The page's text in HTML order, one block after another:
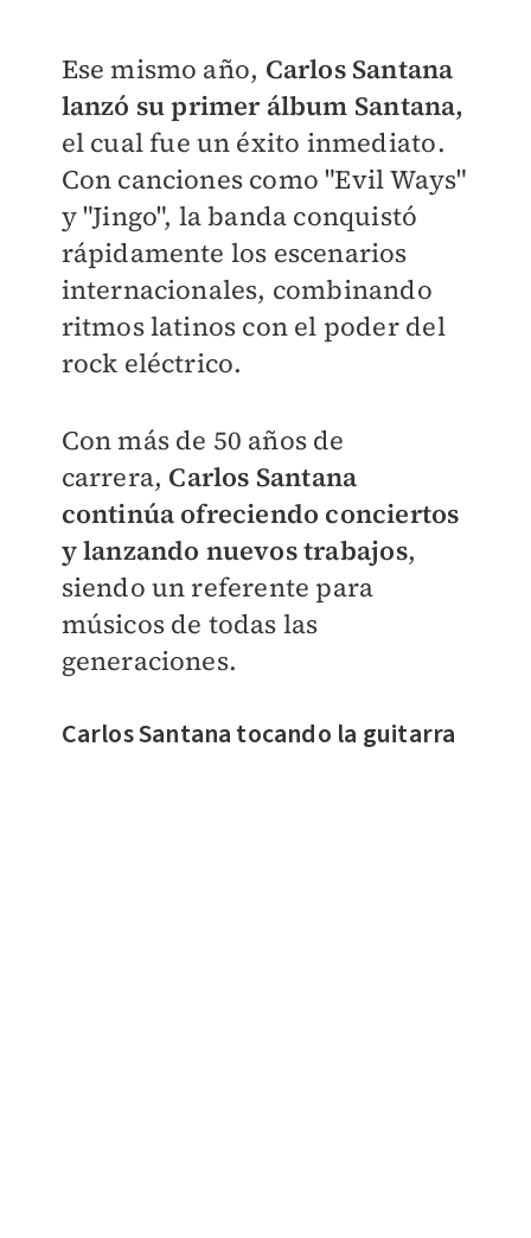
Ese mismo año, Carlos Santana
lanzó su primer álbum Santana,
el cual fue un éxito inmediato.
Con canciones como "Evil Ways"
y "Jingo", la banda conquistó
rápidamente los escenarios
internacionales, combinando
ritmos latinos con el poder del
rock eléctrico.
Con más de 50 años de
carrera, Carlos Santana
continúa ofreciendo conciertos
y lanzando nuevos trabajos,
siendo un referente para
músicos de todas las
generaciones.
Carlos Santana tocando la guitarra